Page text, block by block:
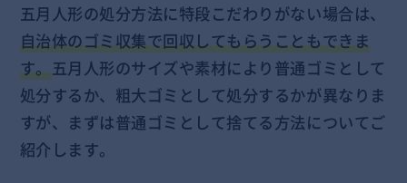
五月人形の処分方法に特段こだわりがない場合は、
自治体のゴミ収集で回収してもらうこともできま
す。五月人形のサイズや素材により普通ゴミとして
処分するか、粗大ゴミとして処分するかが異なりま
すが、まずは普通ゴミとして捨てる方法についてご
紹介します。